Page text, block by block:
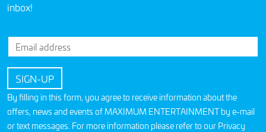
inbox!
By filling in this form, you agree to receive information about the
offers, news and events of MAXIMUM ENTERTAINMENT by e-mail
or text messages. For more information please refer to our Privacy